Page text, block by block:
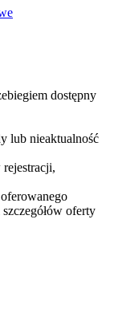
dostępny
lub nieaktualność
oferty